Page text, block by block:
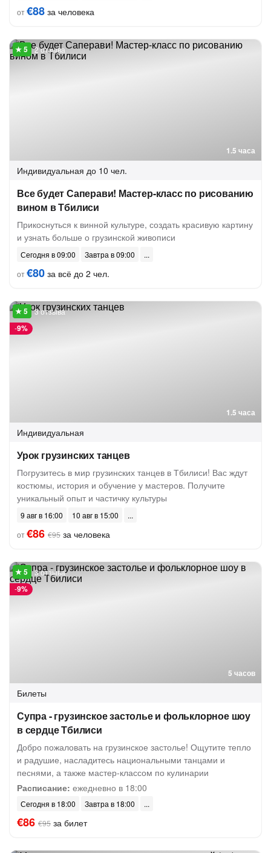
от€88 за человека
1.5 часа
2 отзыва
Индивидуальная до 10 чел.
Все будет Саперави! Мастер-класс по рисованию
вином в Тбилиси
Прикоснуться к винной культуре, создать красивую картину
и узнать больше о грузинской живописи
Сегодня в 09:00
Завтра в 09:00
от€80 за всё до 2 чел.
1.5 часа
-9%
3 отзыва
Индивидуальная
Урок грузинских танцев
Погрузитесь в мир грузинских танцев в Тбилиси! Вас ждут
костюмы, история и обучение у мастеров. Получите
уникальный опыт и частичку культуры
9 авг в 16:00
10 авг в 15:00
от€86 €95 за человека
5 часов
-9%
3 отзыва
Билеты
Супра - грузинское застолье и фольклорное шоу
в сердце Тбилиси
Добро пожаловать на грузинское застолье! Ощутите тепло
и радушие, насладитесь национальными танцами и
песнями, а также мастер-классом по кулинарии
Расписание: ежедневно в 18:00
Сегодня в 18:00 Завтра в 18:00
€86 €95 за билет